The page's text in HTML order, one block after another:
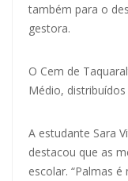
também para o
gestora.
O Cem de
Médio, distribuídos
A estudante Sara
destacou que as
escolar. “Palmas